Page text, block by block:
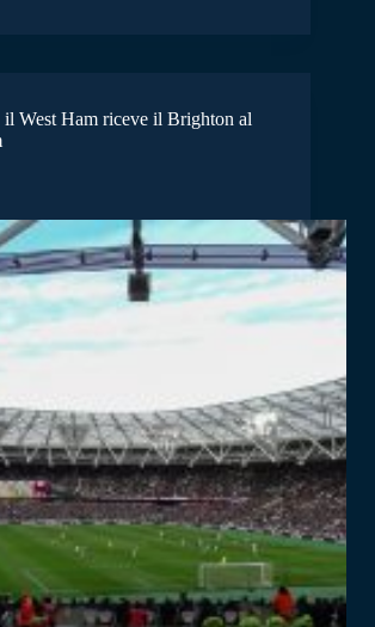
il West Ham riceve il Brighton al